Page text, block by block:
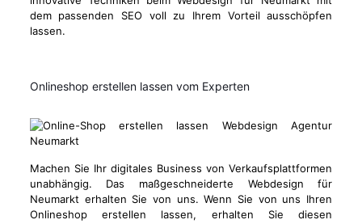
dem passenden SEO voll zu Ihrem Vorteil ausschöpfen
lassen.
Onlineshop erstellen lassen vom Experten
Machen Sie Ihr digitales Business von Verkaufsplattformen
unabhängig. Das maßgeschneiderte Webdesign für
Neumarkt erhalten Sie von uns. Wenn Sie von uns Ihren
Onlineshop erstellen lassen, erhalten Sie diesen